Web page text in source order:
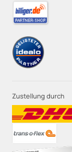
Zustellung durch